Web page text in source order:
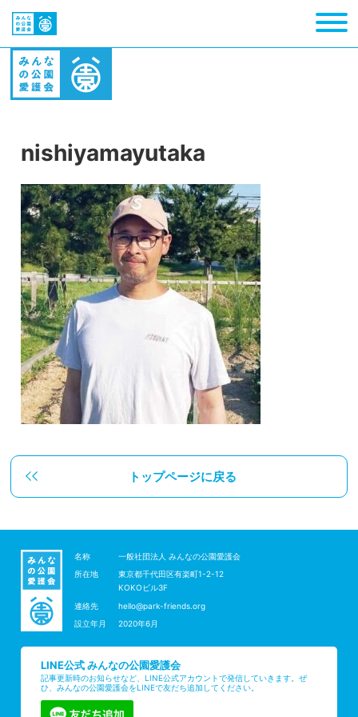
nishiyamayutaka
トップページに戻る
名称
一般社団法人 みんなの公園愛護会
所在地
東京都千代田区有楽町1-2-12
KOKOビル3F
連絡先
hello@park-friends.org
設立年月
2020年6月
LINE公式 みんなの公園愛護会
記事更新時のお知らせなど、LINE公式アカウントで発信していきます。ぜ
ひ、みんなの公園愛護会をLINEで友だち追加してください。